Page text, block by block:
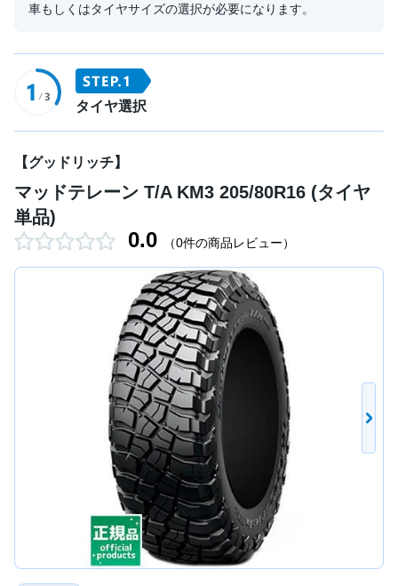
車もしくはタイヤサイズの選択が必要になります。
タイヤ選択
【グッドリッチ】
マッドテレーン T/A KM3 205/80R16 (タイヤ
単品)
0.0 （0件の商品レビュー）